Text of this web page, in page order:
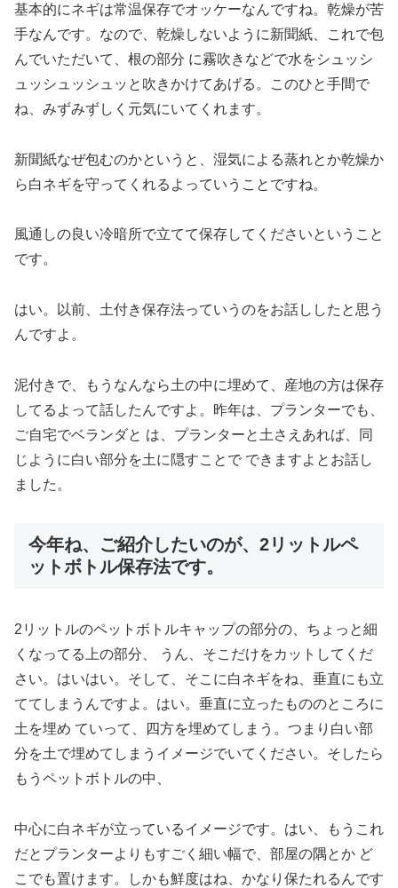
基本的にネギは常温保存でオッケーなんですね。乾燥が苦
手なんです。なので、乾燥しないように新聞紙、これで包
んでいただいて、根の部分 に霧吹きなどで水をシュッシ
ュッシュッシュッと吹きかけてあげる。このひと手間で
ね、みずみずしく元気にいてくれます。
新聞紙なぜ包むのかというと、湿気による蒸れとか乾燥か
ら白ネギを守ってくれるよっていうことですね。
風通しの良い冷暗所で立てて保存してくださいということ
です。
はい。以前、土付き保存法っていうのをお話ししたと思う
んですよ。
泥付きで、もうなんなら土の中に埋めて、産地の方は保存
してるよって話したんですよ。昨年は、プランターでも、
ご自宅でベランダと は、プランターと土さえあれば、同
じように白い部分を土に隠すことで できますよとお話し
ました。
今年ね、ご紹介したいのが、2リットルペ
ットボトル保存法です。
2リットルのペットボトルキャップの部分の、ちょっと細
くなってる上の部分、 うん、そこだけをカットしてくだ
さい。はいはい。そして、そこに白ネギをね、垂直にも立
ててしまうんですよ。はい。垂直に立ったもののところに
土を埋め ていって、四方を埋めてしまう。つまり白い部
分を土で埋めてしまうイメージでいてください。そしたら
もうペットボトルの中、
中心に白ネギが立っているイメージです。はい、もうこれ
だとプランターよりもすごく細い幅で、部屋の隅とか ど
こでも置けます。しかも鮮度はね、かなり保たれるんです